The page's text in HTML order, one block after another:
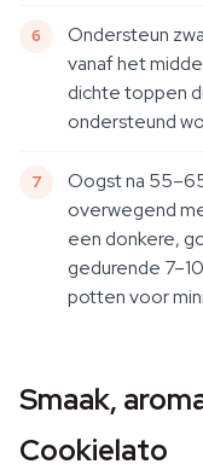
Ondersteun
vanaf het
dichte toppen
ondersteund
Oogst na
overwegend
een donkere,
gedurende
potten voor
Smaak,
Cookielato